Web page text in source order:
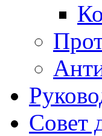
Совет